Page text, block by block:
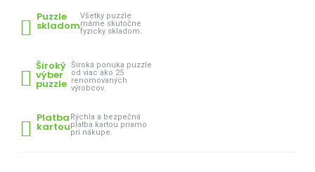
Puzzle
skladom
Všetky puzzle
máme skutočne
fyzicky skladom.
Široký
výber
puzzle
Široká ponuka puzzle
od viac ako 25
renomovaných
výrobcov.
Platba
kartou
Rýchla a bezpečná
platba kartou priamo
pri nákupe.